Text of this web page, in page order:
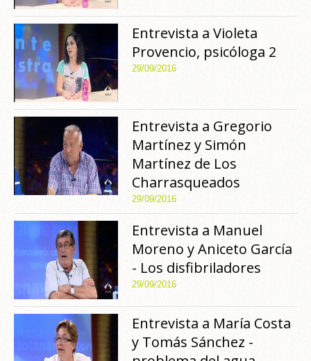
Entrevista a Violeta
Provencio, psicóloga 2
29/09/2016
Entrevista a Gregorio
Martínez y Simón
Martínez de Los
Charrasqueados
29/09/2016
Entrevista a Manuel
Moreno y Aniceto García
- Los disfibriladores
29/09/2016
Entrevista a María Costa
y Tomás Sánchez -